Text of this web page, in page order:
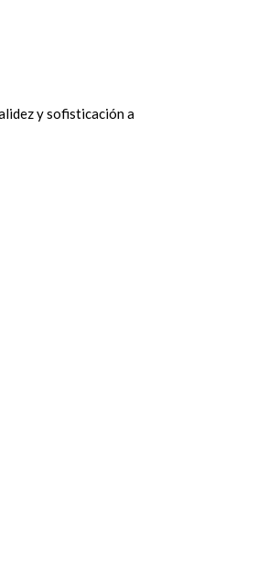
y sofisticación a